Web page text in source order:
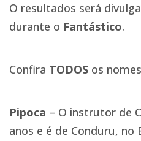
O resultados será
durante o Fantástico.
Confira TODOS os
Pipoca – O instrutor de
anos e é de Conduru, no